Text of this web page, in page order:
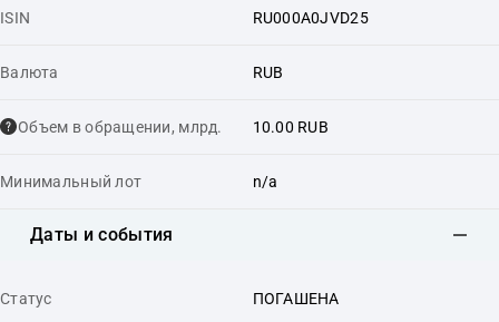
ISIN RU000A0JVD25
Валюта RUB
Объем в обращении, млрд. 10.00 RUB
Минимальный лот n/a
Даты и события
Статус ПОГАШЕНА